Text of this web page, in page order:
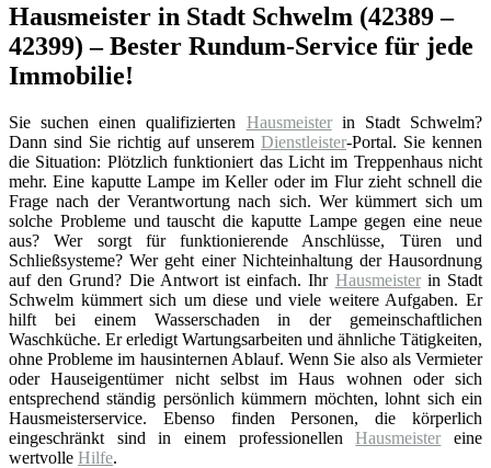
Hausmeister in Stadt Schwelm (42389 –
42399) – Bester Rundum-Service für jede
Immobilie!
Sie suchen einen qualifizierten Hausmeisterin Stadt Schwelm?
Dann sind Sie richtig auf unserem Dienstleister-Portal. Sie kennen
die Situation: Plötzlich funktioniert das Licht im Treppenhaus nicht
mehr. Eine kaputte Lampe im Keller oder im Flur zieht schnell die
Frage nach der Verantwortung nach sich. Wer kümmert sich um
solche Probleme und tauscht die kaputte Lampe gegen eine neue
aus? Wer sorgt für funktionierende Anschlüsse, Türen und
Schließsysteme? Wer geht einer Nichteinhaltung der Hausordnung
auf den Grund? Die Antwort ist einfach. Ihr Hausmeisterin Stadt
Schwelm kümmert sich um diese und viele weitere Aufgaben. Er
hilft bei einem Wasserschaden in der gemeinschaftlichen
Waschküche. Er erledigt Wartungsarbeiten und ähnliche Tätigkeiten,
ohne Probleme im hausinternen Ablauf. Wenn Sie also als Vermieter
oder Hauseigentümer nicht selbst im Haus wohnen oder sich
entsprechend ständig persönlich kümmern möchten, lohnt sich ein
Hausmeisterservice. Ebenso finden Personen, die körperlich
eingeschränkt sind in einem professionellenHausmeister eine
wertvolle Hilfe.